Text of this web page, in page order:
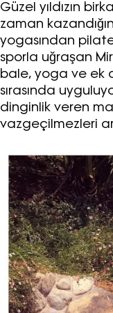
Güzel yıldızın
zaman
yogasından
sporla uğraşan
bale, yoga ve ek
sırasında
dinginlik veren
vazgeçilmezleri